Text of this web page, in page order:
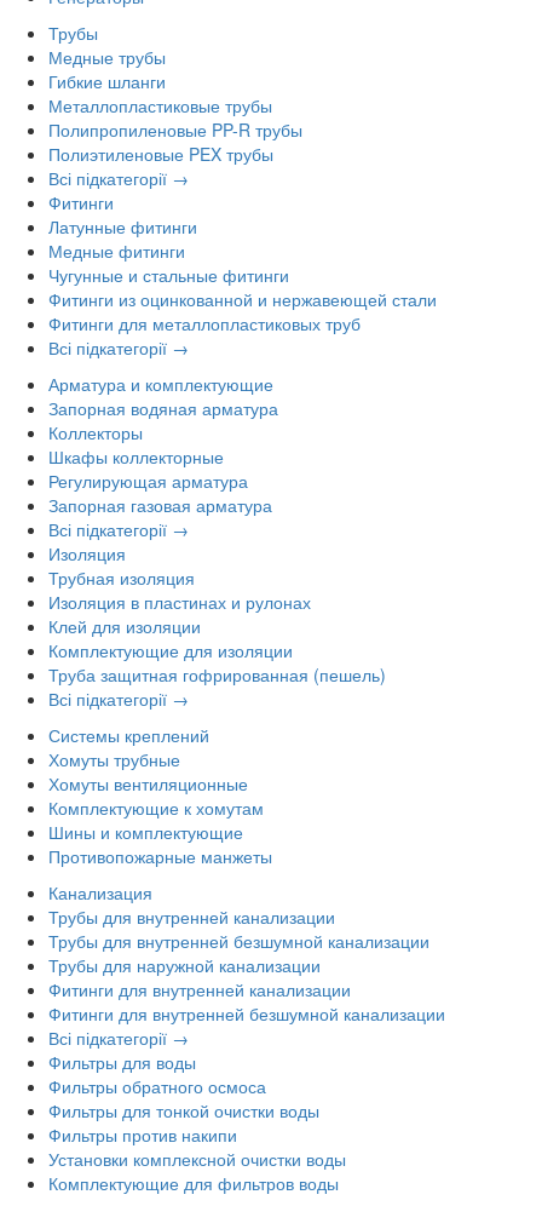
Трубы
Медные трубы
Гибкие шланги
Металлопластиковые трубы
Полипропиленовые PP-R трубы
Полиэтиленовые PEX трубы
Всі підкатегорії →
Фитинги
Латунные фитинги
Медные фитинги
Чугунные и стальные фитинги
Фитинги из оцинкованной и нержавеющей стали
Фитинги для металлопластиковых труб
Всі підкатегорії →
Арматура и комплектующие
Запорная водяная арматура
Коллекторы
Шкафы коллекторные
Регулирующая арматура
Запорная газовая арматура
Всі підкатегорії →
Изоляция
Трубная изоляция
Изоляция в пластинах и рулонах
Клей для изоляции
Комплектующие для изоляции
Труба защитная гофрированная (пешель)
Всі підкатегорії →
Системы креплений
Хомуты трубные
Хомуты вентиляционные
Комплектующие к хомутам
Шины и комплектующие
Противопожарные манжеты
Канализация
Трубы для внутренней канализации
Трубы для внутренней безшумной канализации
Трубы для наружной канализации
Фитинги для внутренней канализации
Фитинги для внутренней безшумной канализации
Всі підкатегорії →
Фильтры для воды
Фильтры обратного осмоса
Фильтры для тонкой очистки воды
Фильтры против накипи
Установки комплексной очистки воды
Комплектующие для фильтров воды